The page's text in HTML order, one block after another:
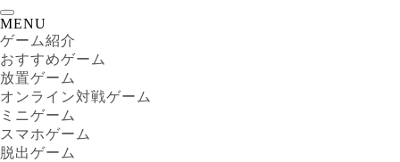
MENU
ゲーム紹介
おすすめゲーム
放置ゲーム
オンライン対戦ゲーム
ミニゲーム
スマホゲーム
脱出ゲーム